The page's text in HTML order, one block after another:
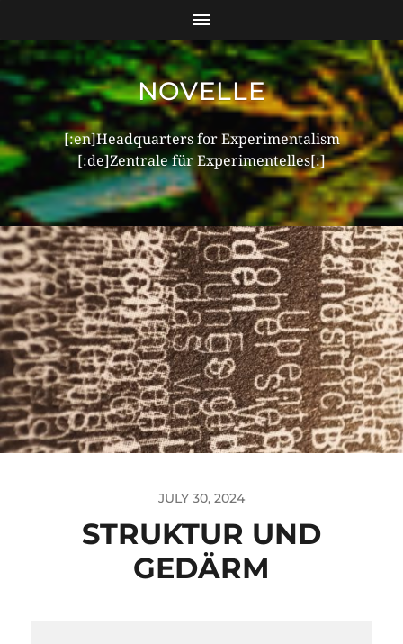
NOVELLE
[:en]Headquarters for Experimentalism
[:de]Zentrale für Experimentelles[:]
JULY 30, 2024
STRUKTUR UND
GEDÄRM